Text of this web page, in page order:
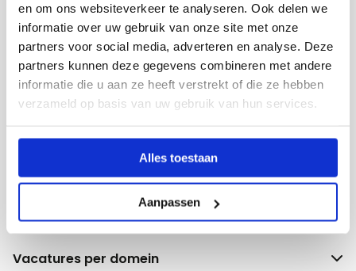
en om ons websiteverkeer te analyseren. Ook delen we
informatie over uw gebruik van onze site met onze
partners voor social media, adverteren en analyse. Deze
partners kunnen deze gegevens combineren met andere
informatie die u aan ze heeft verstrekt of die ze hebben
verzameld op basis van uw gebruik van hun services.
Alles toestaan
Aanpassen
Sociale media
Ga
naar
Facebook
Ga
naar
YouTube
Ga
naar
LinkedIn
Ga
naar
Instagram
Voor jou
Vacatures per domein